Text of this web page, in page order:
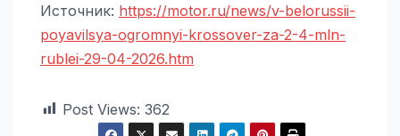
Источник: https://motor.ru/news/v-belorussii-
poyavilsya-ogromnyi-krossover-za-2-4-mln-
rublei-29-04-2026.htm
Post Views: 362